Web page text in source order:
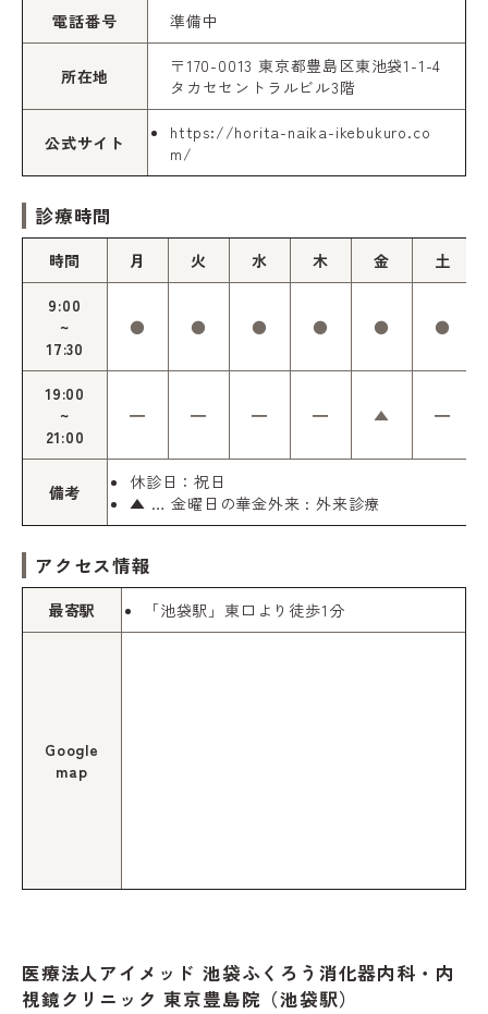
電話番号 準備中
所在地
〒170-0013 東京都豊島区東池袋1-1-4
タカセセントラルビル3階
公式サイト
https://horita-naika-ikebukuro.co
m/
診療時間
時間 月 火 水 木 金 土
9:00
~
17:30
● ● ● ● ● ●
19:00
~
21:00
━ ━ ━ ━ ▲ ━
備考
休診日：祝日
▲ … 金曜日の華金外来 : 外来診療
アクセス情報
最寄駅 「池袋駅」東口より徒歩1分
Google
map
医療法人アイメッド 池袋ふくろう消化器内科・内
視鏡クリニック 東京豊島院（池袋駅）